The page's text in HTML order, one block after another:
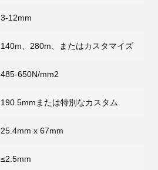
3-12mm
140m、280m、またはカスタマイズ
485-650N/mm2
190.5mmまたは特別なカスタム
25.4mm x 67mm
≤2.5mm